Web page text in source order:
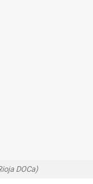
DOCa)